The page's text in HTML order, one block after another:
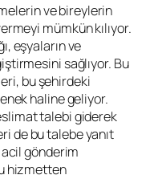
ve bireylerin
mümkün kılıyor.
eşyaların ve
sağlıyor. Bu
bu şehirdeki
haline geliyor.
talebi giderek
de bu talebe yanıt
gönderim
hizmetten